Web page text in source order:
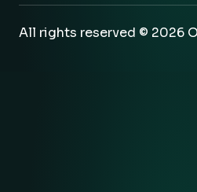
All rights reserved © 2026